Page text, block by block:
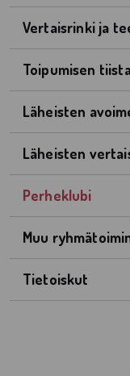
Vertaisrinki ja
Toipumisen
Läheisten
Läheisten
Perheklubi
Muu
Tietoiskut